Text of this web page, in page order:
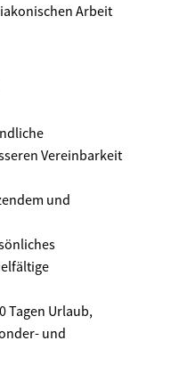
Arbeit
Vereinbarkeit
und
Tagen Urlaub,
und